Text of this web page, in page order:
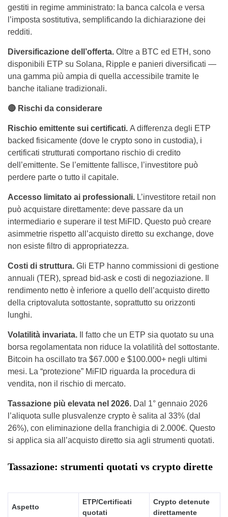
gestiti in regime amministrato: la banca calcola e versa
l’imposta sostitutiva, semplificando la dichiarazione dei
redditi.
Diversificazione dell’offerta. Oltre a BTC ed ETH, sono
disponibili ETP su Solana, Ripple e panieri diversificati —
una gamma più ampia di quella accessibile tramite le
banche italiane tradizionali.
🔴 Rischi da considerare
Rischio emittente sui certificati. A differenza degli ETP
backed fisicamente (dove le crypto sono in custodia), i
certificati strutturati comportano rischio di credito
dell’emittente. Se l’emittente fallisce, l’investitore può
perdere parte o tutto il capitale.
Accesso limitato ai professionali. L’investitore retail non
può acquistare direttamente: deve passare da un
intermediario e superare il test MiFID. Questo può creare
asimmetrie rispetto all’acquisto diretto su exchange, dove
non esiste filtro di appropriatezza.
Costi di struttura. Gli ETP hanno commissioni di gestione
annuali (TER), spread bid-ask e costi di negoziazione. Il
rendimento netto è inferiore a quello dell’acquisto diretto
della criptovaluta sottostante, soprattutto su orizzonti
lunghi.
Volatilità invariata.
Il fatto che un ETP sia quotato su una
borsa regolamentata non riduce la volatilità del sottostante.
Bitcoin ha oscillato tra $67.000 e $100.000+ negli ultimi
mesi. La “protezione” MiFID riguarda la procedura di
vendita, non il rischio di mercato.
Tassazione più elevata nel 2026. Dal 1° gennaio 2026
l’aliquota sulle plusvalenze crypto è salita al 33% (dal
26%), con eliminazione della franchigia di 2.000€. Questo
si applica sia all’acquisto diretto sia agli strumenti quotati.
Tassazione: strumenti quotati vs crypto dirette
Aspetto
ETP/Certificati
quotati
Crypto detenute
direttamente